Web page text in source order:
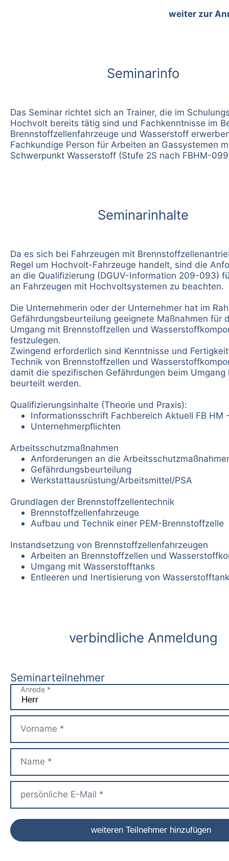
weiter zur
Seminarinfo
Das Seminar richtet sich an Trainer, die im
Hochvolt bereits tätig sind und Fachkenntnisse im
Brennstoffzellenfahrzeuge und Wasserstoff
Fachkundige Person für Arbeiten an Gassystemen
Schwerpunkt Wasserstoff (Stufe 2S nach FBHM-
Seminarinhalte
Da es sich bei Fahrzeugen mit
Regel um Hochvolt-Fahrzeuge handelt, sind die
an die Qualifizierung (DGUV-Information 209-093)
an Fahrzeugen mit Hochvoltsystemen zu beachten.
Die Unternehmerin oder der Unternehmer hat im
Gefährdungsbeurteilung geeignete Maßnahmen für
Umgang mit Brennstoffzellen und
festzulegen.
Zwingend erforderlich sind Kenntnisse und
Technik von Brennstoffzellen und
damit die spezifischen Gefährdungen beim Umgang
beurteilt werden.
Qualifizierungsinhalte (Theorie und Praxis):
Informationsschrift Fachbereich Aktuell FB HM
Unternehmerpflichten
Arbeitsschutzmaßnahmen
Anforderungen an die
Gefährdungsbeurteilung
Werkstattausrüstung/Arbeitsmittel/PSA
Grundlagen der Brennstoffzellentechnik
Brennstoffzellenfahrzeuge
Aufbau und Technik einer PEM-Brennstoffzelle
Instandsetzung von Brennstoffzellenfahrzeugen
Arbeiten an Brennstoffzellen und
Umgang mit Wasserstofftanks
Entleeren und Inertisierung von
verbindliche Anmeldung
Seminarteilnehmer